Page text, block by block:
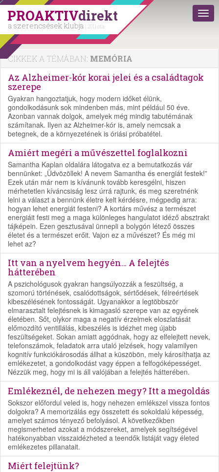
PROAKTIVdirekt
a szerencsések klubja | 2011 óta
CIKKEK A TÉMÁBAN: MEMÓRIA
Az Alzheimer-kór korai jelei és a családtagok
szerepe
Gyakran hangoztatjuk, hogy modern időket élünk,
gondolkodásunk sok mindenben más, mint például 50 éve.
Azonban vannak dolgok, amelyek még mindig tabutémának
számítanak. Ilyen az Alzheimer-kór is, amely nemcsak a
betegnek, de a környezetének is óriási próbatétel.
Amiért megéri a művészettel foglalkozni
Samantha Kaplan oldalára látogatva ez a bemutatkozás vár
bennünket: „Üdvözöllek! A nevem Samantha és energiát festek!”
Ezek után már nem is kívánunk tovább keresgélni, hiszen
mérhetetlen kíváncsiság lesz úrrá rajtunk, és meg szeretnénk
lelni a választ a bennünk életre kelt kérdésre, mégpedig arra:
hogyan lehet energiát festeni? A kortárs művész a természet
energiáit festi meg a maga különleges hangulatot idéző absztrakt
tájképein. Ezen gesztusával ünnepli a bolygón létező összes
életet és a természet erőit. Vajon ez a művészet? És még mi
lehet az?
Itt van a nyelvem hegyén… A felejtés
hátterében
A pszichológusok gyakran hangsúlyozzák a feszültség, a
szomorú történések, csalódottságok, sértődések, félreértések
kibeszélésének fontosságát. Ugyanakkor a legtöbbször
elmarasztalt felejtésnek is kimagasló szerepe van az egyének
életében. Sőt, olykor maga a negatív érzelmek eloszlatását
előmozdító ventillálás, kibeszélés is idézhet meg újabb
feszültségeket. Sokan amiatt aggódnak, hogy az elfelejtett nevek,
telefonszámok, feladatok arra utaló jelzések, hogy valamilyen
kognitív funkciókárosodás állhat a küszöbön, mely károsíthatja az
emlékezetet, a gondolkodást vagy éppen a felfogóképességet.
Nézzük meg, hogy mi is áll valójában a felejtés hátterében.
Emlékeznél, de nehezen megy? Itt a megoldás
Sokszor előfordul veled is, hogy nehezen emlékszel vissza fontos
dolgokra? A memorizálás egy összetett és sokoldalú képesség,
amelyet számos tényező befolyásol. A következőkben
megismerheted azokat a módszereket, amelyek segítségével
hatékonyabban visszaidézheted a teendők listáját vagy életed
emlékezetes pillanatait.
Miért felejtünk?